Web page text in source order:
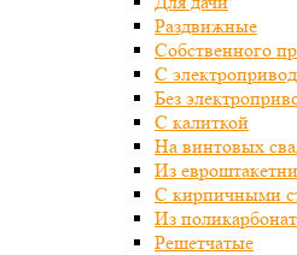
Раздвижные
Собственного
С
Без
С калиткой
На винтовых
Из
С кирпичными
Из
Решетчатые